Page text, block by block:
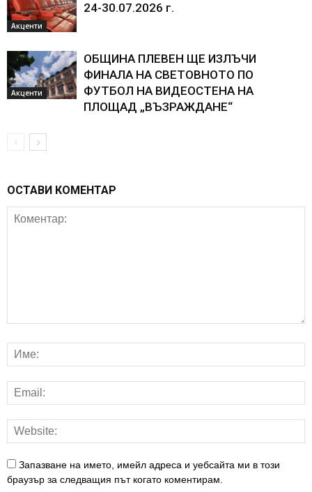
Акценти
24-30.07.2026 г.
Акценти
ОБЩИНА ПЛЕВЕН ЩЕ ИЗЛЪЧИ
ФИНАЛА НА СВЕТОВНОТО ПО
ФУТБОЛ НА ВИДЕОСТЕНА НА
ПЛОЩАД „ВЪЗРАЖДАНЕ“
ОСТАВИ КОМЕНТАР
Запазване на името, имейл адреса и уебсайта ми в този
браузър за следващия път когато коментирам.